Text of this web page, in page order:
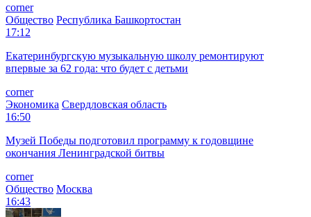
corner
Общество Республика Башкортостан
17:12
Екатеринбургскую музыкальную школу ремонтируют
впервые за 62 года: что будет с детьми
corner
Экономика Свердловская область
16:50
Музей Победы подготовил программу к годовщине
окончания Ленинградской битвы
corner
Общество Москва
16:43